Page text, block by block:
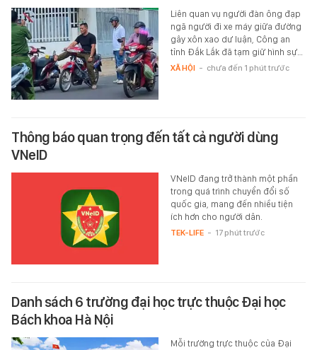
Liên quan vụ người đàn ông đạp
ngã người đi xe máy giữa đường
gây xôn xao dư luận, Công an
tỉnh Đắk Lắk đã tạm giữ hình sự…
XÃ HỘI - chưa đến 1 phút trước
Thông báo quan trọng đến tất cả người dùng
VNeID
VNeID đang trở thành một phần
trong quá trình chuyển đổi số
quốc gia, mang đến nhiều tiện
ích hơn cho người dân.
TEK-LIFE - 17 phút trước
Danh sách 6 trường đại học trực thuộc Đại học
Bách khoa Hà Nội
Mỗi trường trực thuộc của Đại